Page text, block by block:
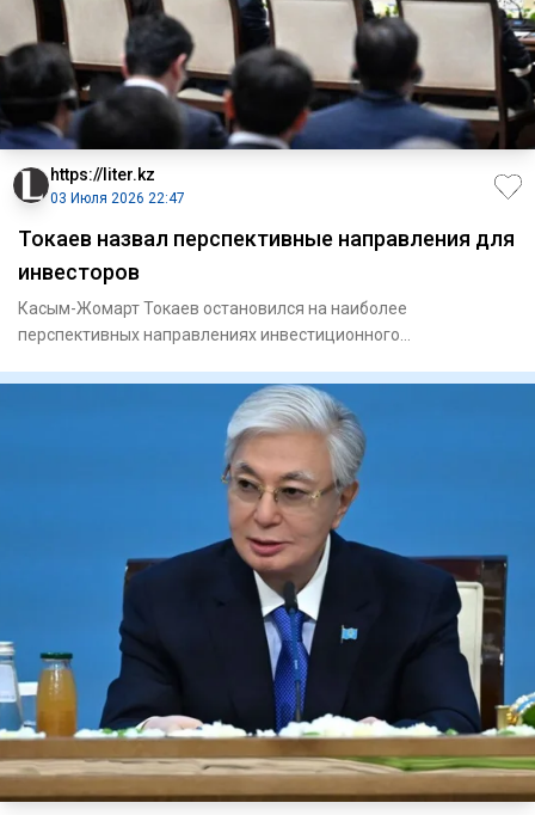
https://liter.kz
03 Июля 2026 22:47
Токаев назвал перспективные направления для
инвесторов
Касым-Жомарт Токаев остановился на наиболее
перспективных направлениях инвестиционного